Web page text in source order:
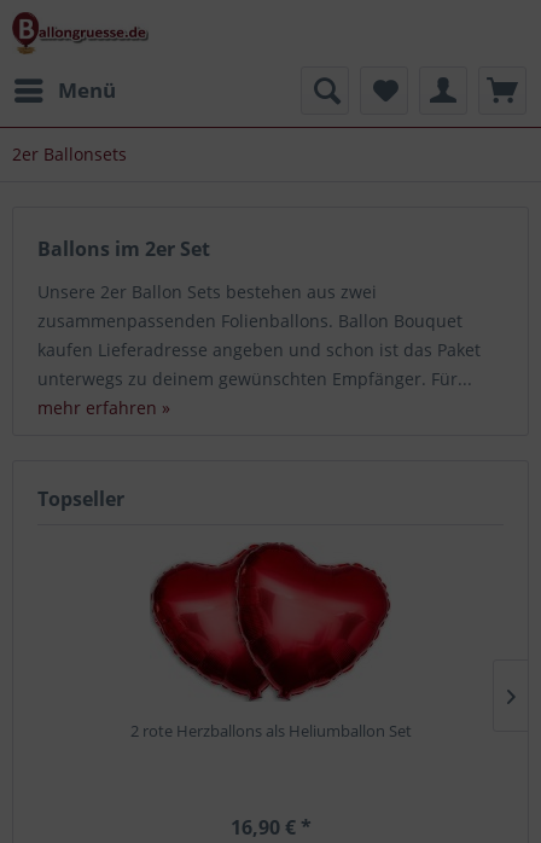
Menü
2er Ballonsets
Ballons im 2er Set
Unsere 2er Ballon Sets bestehen aus zwei
zusammenpassenden Folienballons. Ballon Bouquet
kaufen Lieferadresse angeben und schon ist das Paket
unterwegs zu deinem gewünschten Empfänger. Für...
mehr erfahren »
Topseller
2 rote Herzballons als Heliumballon Set
16,90 € *